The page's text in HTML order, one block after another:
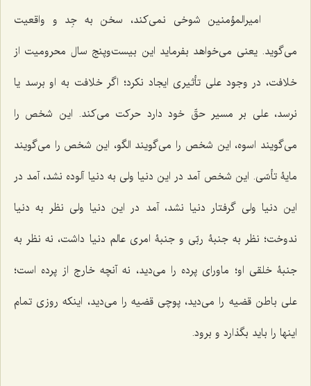
امیرالمؤمنین شوخی نمی‌کند، سخن به جِد و واقعیت
می‌گوید. یعنی می‌خواهد بفرماید این بیست‌وپنج سال محرومیت از
خلافت، در وجود علی تأثیری ایجاد نکرد؛ اگر خلافت به او برسد یا
نرسد، علی بر مسیر حقّ خود دارد حرکت می‌کند. این شخص را
می‌گویند اسوه، این شخص را می‌گویند الگو، این شخص را می‌گویند
مایۀ تأسّی. این شخص آمد در این دنیا ولی به دنیا آلوده نشد، آمد در
این دنیا ولی گرفتار دنیا نشد، آمد در این دنیا ولی نظر به دنیا
ندوخت؛ نظر به جنبۀ ربّی و جنبۀ امری عالم دنیا داشت، نه نظر به
جنبۀ خلقی او؛ ماورای پرده را می‌دید، نه آنچه خارج از پرده است؛
علی باطن قضیه را می‌دید، پوچی قضیه را می‌دید، اینکه روزی تمام
اینها را باید بگذارد و برود.